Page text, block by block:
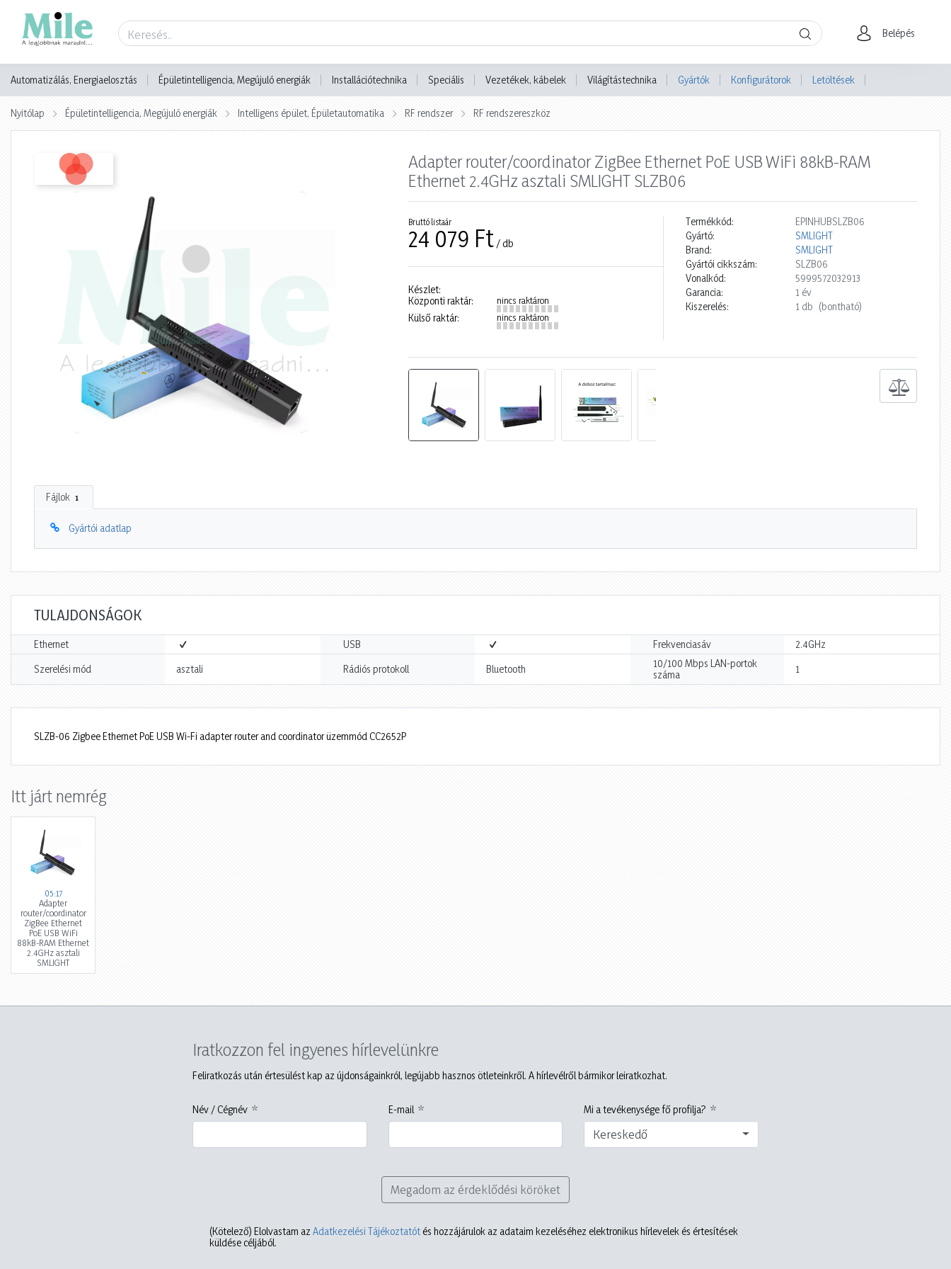
Belépés
Automatizálás, Energiaelosztás Épületintelligencia, Megújuló energiák Installációtechnika Speciális Vezetékek, kábelek Világítástechnika Gyártók Konfigurátorok Letöltések
Nyitólap Épületintelligencia, Megújuló energiák Intelligens épület, Épületautomatika RF rendszer RF rendszereszköz
Adapter router/coordinator ZigBee Ethernet PoE USB WiFi 88kB-RAM
Ethernet 2.4GHz asztali SMLIGHT SLZB06
Bruttó listaár
24 079 Ft / db
Készlet:
Központi raktár:
nincs raktáron
Külső raktár: nincs raktáron
Termékkód:
EPINHUBSLZB06
Gyártó:
SMLIGHT
Brand:
SMLIGHT
Gyártói cikkszám:
SLZB06
Vonalkód:
5999572032913
Garancia:
1 év
Kiszerelés:
1 db (bontható)
Fájlok 1
Gyártói adatlap
TULAJDONSÁGOK
Ethernet USB Frekvenciasáv 2.4GHz
Szerelési mód asztali Rádiós protokoll Bluetooth
10/100 Mbps LAN-portok
száma
1
SLZB-06 Zigbee Ethernet PoE USB Wi-Fi adapter router and coordinator üzemmód CC2652P
Itt járt nemrég
05:17
Adapter
router/coordinator
ZigBee Ethernet
PoE USB WiFi
88kB-RAM Ethernet
2.4GHz asztali
SMLIGHT
Iratkozzon fel ingyenes hírlevelünkre
Feliratkozás után értesülést kap az újdonságainkról, legújabb hasznos ötleteinkről. A hírlevélről bármikor leiratkozhat.
Név / Cégnév E-mail Mi a tevékenysége fő profilja?
Kereskedő
Megadom az érdeklődési köröket
(Kötelező) Elolvastam az Adatkezelési Tájékoztatót és hozzájárulok az adataim kezeléséhez elektronikus hírlevelek és értesítések
küldése céljából.
Termék adatlap